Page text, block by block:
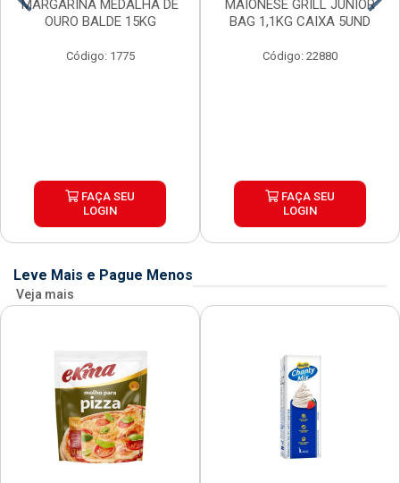
MARGARINA MEDALHA DE
OURO BALDE 15KG
Código: 1775
FAÇA SEU
LOGIN
MAIONESE GRILL JUNIOR
BAG 1,1KG CAIXA 5UND
Código: 22880
FAÇA SEU
LOGIN
Leve Mais e Pague Menos
Veja mais